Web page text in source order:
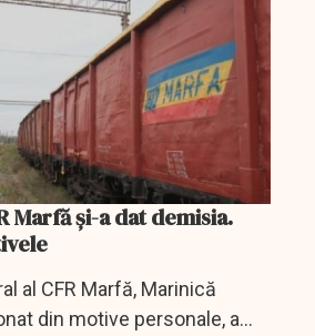
Marfă și-a dat demisia.
al CFR Marfă, Marinică
din motive personale, a